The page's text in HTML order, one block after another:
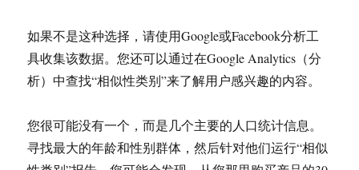
如果不是这种选择，请使用Google或Facebook分析工
具收集该数据。您还可以通过在Google Analytics（分
析）中查找“相似性类别”来了解用户感兴趣的内容。
您很可能没有一个，而是几个主要的人口统计信息。
寻找最大的年龄和性别群体，然后针对他们运行“相似